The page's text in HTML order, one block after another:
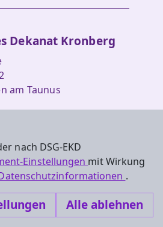
nach DSG-EKD
Einstellungen mit Wirkung
.
Alle ablehnen
Dekanat Kronberg
am Taunus
0